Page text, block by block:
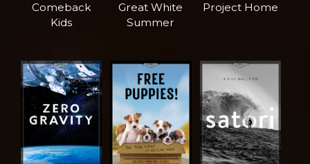
Comeback
Kids
Great White
Summer
Project Home